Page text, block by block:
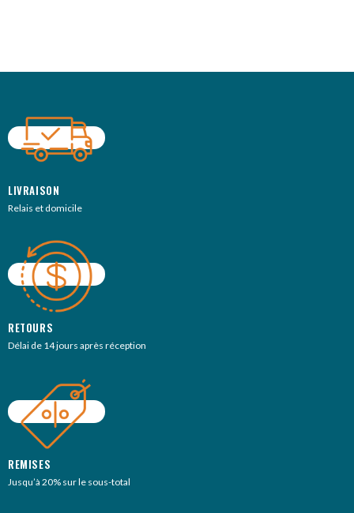
LIVRAISON
Relais et domicile
RETOURS
Délai de 14 jours après réception
REMISES
Jusqu’à 20% sur le sous-total